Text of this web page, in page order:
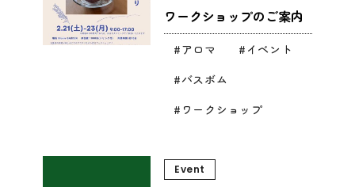
ワークショップのご案内
アロマ
イベント
バスボム
ワークショップ
Event